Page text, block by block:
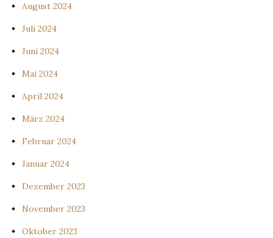
August 2024
Juli 2024
Juni 2024
Mai 2024
April 2024
März 2024
Februar 2024
Januar 2024
Dezember 2023
November 2023
Oktober 2023